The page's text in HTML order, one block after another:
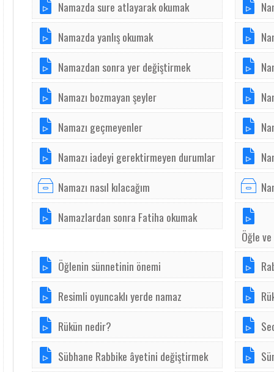
Namazda sure atlayarak okumak
Namazda yanlış okumak
Namazdan sonra yer değiştirmek
Namazı bozmayan şeyler
Namazı geçmeyenler
Namazı iadeyi gerektirmeyen durumlar
Namazı nasıl kılacağım
Namazlardan sonra Fatiha okumak
Öğle
Öğlenin sünnetinin önemi
Resimli oyuncaklı yerde namaz
Rükün nedir?
Sübhane Rabbike âyetini değiştirmek